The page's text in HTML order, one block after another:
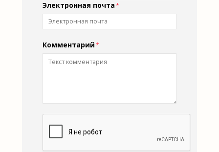
Электронная почта
Комментарий